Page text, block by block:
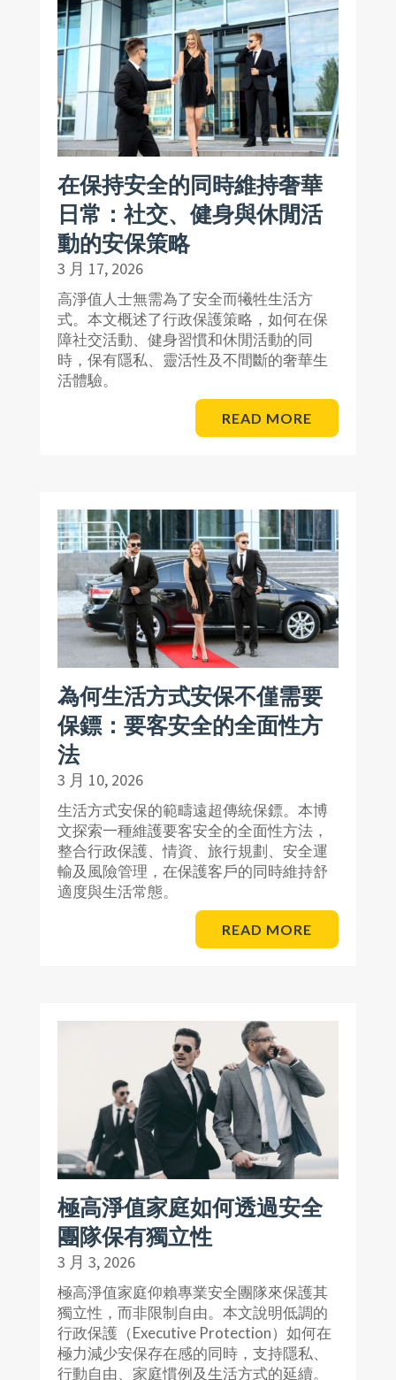
在保持安全的同時維持奢華
日常：社交、健身與休閒活
動的安保策略
3 月 17, 2026
高淨值人士無需為了安全而犧牲生活方
式。本文概述了行政保護策略，如何在保
障社交活動、健身習慣和休閒活動的同
時，保有隱私、靈活性及不間斷的奢華生
活體驗。
READ MORE
為何生活方式安保不僅需要
保鏢：要客安全的全面性方
法
3 月 10, 2026
生活方式安保的範疇遠超傳統保鏢。本博
文探索一種維護要客安全的全面性方法，
整合行政保護、情資、旅行規劃、安全運
輸及風險管理，在保護客戶的同時維持舒
適度與生活常態。
READ MORE
極高淨值家庭如何透過安全
團隊保有獨立性
3 月 3, 2026
極高淨值家庭仰賴專業安全團隊來保護其
獨立性，而非限制自由。本文說明低調的
行政保護（Executive Protection）如何在
極力減少安保存在感的同時，支持隱私、
行動自由、家庭慣例及生活方式的延續。